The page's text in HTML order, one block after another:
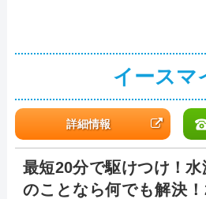
イースマ
詳細情報
最短20分で駆けつけ！
のことなら何でも解決